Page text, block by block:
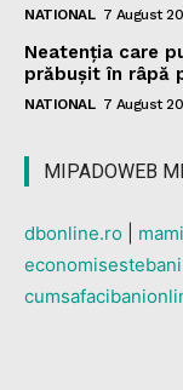
NATIONAL 7 August
Neatenția care
prăbușit în râpă
NATIONAL 7 August
MIPADOWEB
dbonline.ro